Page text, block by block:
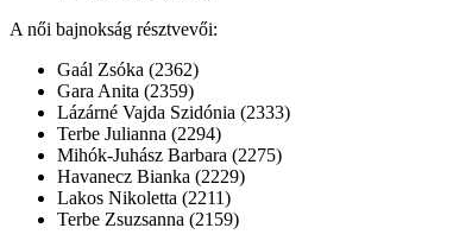
A női bajnokság résztvevői:
Gaál Zsóka (2362)
Gara Anita (2359)
Lázárné Vajda Szidónia (2333)
Terbe Julianna (2294)
Mihók-Juhász Barbara (2275)
Havanecz Bianka (2229)
Lakos Nikoletta (2211)
Terbe Zsuzsanna (2159)